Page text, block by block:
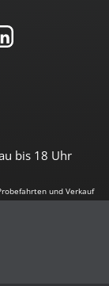
bis 18 Uhr
und Verkauf